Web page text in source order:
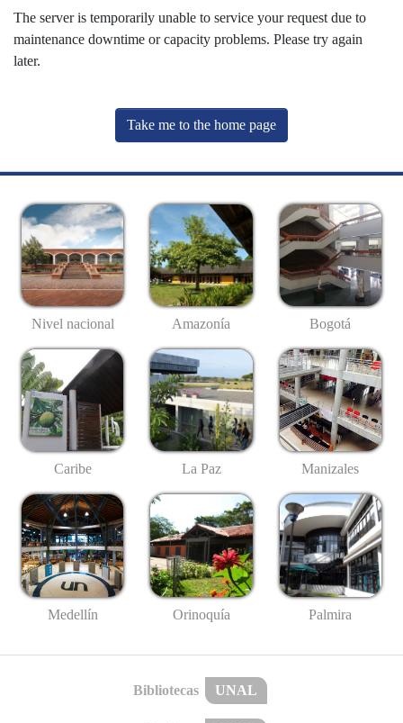
The server is temporarily unable to service your request due to
maintenance downtime or capacity problems. Please try again
later.
Take me to the home page
Nivel nacional Amazonía Bogotá
Caribe La Paz Manizales
Medellín Orinoquía Palmira
Bibliotecas UNAL